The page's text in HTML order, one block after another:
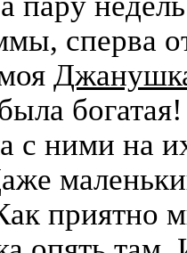
сперва
с ними на
приятно